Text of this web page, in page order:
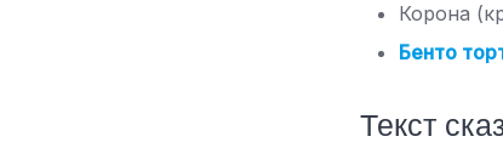
Корона
Бенто
Текст